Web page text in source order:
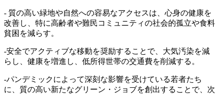
- 質の高い緑地や自然への容易なアクセスは、心身の健康を
改善し、特に高齢者や難民コミュニティの社会的孤立や食料
貧困を減らす。
-安全でアクティブな移動を奨励することで、大気汚染を減
らし、健康を増進し、低所得世帯の交通費を削減する。
-パンデミックによって深刻な影響を受けている若者たち
に、質の高い新たなグリーン・ジョブを創出することで、次